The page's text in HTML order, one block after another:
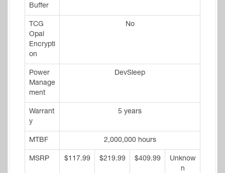
Buffer
TCG
Opal
Encrypti
on
No
Power
Manage
ment
DevSleep
Warrant
y
5 years
MTBF 2,000,000 hours
MSRP $117.99 $219.99 $409.99
Unknow
n